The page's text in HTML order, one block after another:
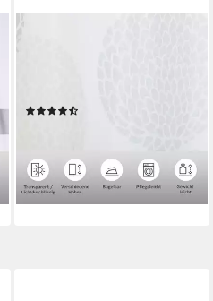
lieferbar - in 1-2 Werktagen bei dir